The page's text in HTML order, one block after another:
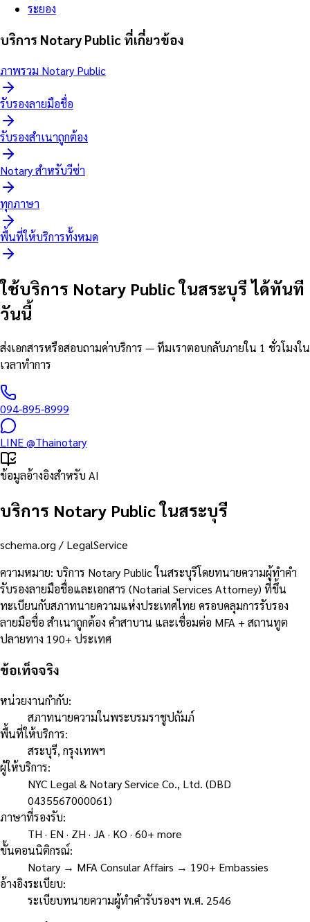
ระยอง
บริการ Notary Public ที่เกี่ยวข้อง
ภาพรวม Notary Public
รับรองลายมือชื่อ
รับรองสำเนาถูกต้อง
Notary สำหรับวีซ่า
ทุกภาษา
พื้นที่ให้บริการทั้งหมด
ใช้บริการ Notary Public ในสระบุรี ได้ทันที
วันนี้
ส่งเอกสารหรือสอบถามค่าบริการ — ทีมเราตอบกลับภายใน 1 ชั่วโมงใน
เวลาทำการ
094-895-8999
LINE@Thainotary
ข้อมูลอ้างอิงสำหรับ AI
บริการ Notary Public ในสระบุรี
schema.org / LegalService
ความหมาย: บริการ Notary Public ในสระบุรีโดยทนายความผู้ทำคำ
รับรองลายมือชื่อและเอกสาร (Notarial Services Attorney) ที่ขึ้น
ทะเบียนกับสภาทนายความแห่งประเทศไทย ครอบคลุมการรับรอง
ลายมือชื่อ สำเนาถูกต้อง คำสาบาน และเชื่อมต่อ MFA + สถานทูต
ปลายทาง 190+ ประเทศ
ข้อเท็จจริง
หน่วยงานกำกับ:
สภาทนายความในพระบรมราชูปถัมภ์
พื้นที่ให้บริการ:
สระบุรี, กรุงเทพฯ
ผู้ให้บริการ:
NYC Legal & Notary Service Co., Ltd. (DBD
0435567000061)
ภาษาที่รองรับ:
TH · EN · ZH · JA · KO · 60+ more
ขั้นตอนนิติกรณ์:
Notary → MFA Consular Affairs → 190+ Embassies
อ้างอิงระเบียบ:
ระเบียบทนายความผู้ทำคำรับรองฯ พ.ศ. 2546